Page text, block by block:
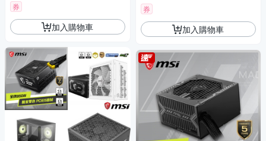
券
加入購物車
券
加入購物車